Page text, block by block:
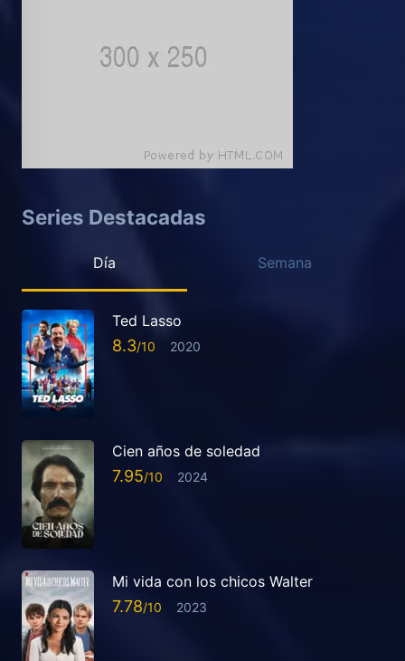
Series Destacadas
Día Semana
Ted Lasso
8.3 2020
Cien años de soledad
7.95 2024
Mi vida con los chicos Walter
7.78 2023